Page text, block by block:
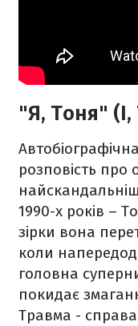
"Я, Тоня" (I,
розповість про
1990-х років –
зірки вона
коли
головна
покидає
Травма -